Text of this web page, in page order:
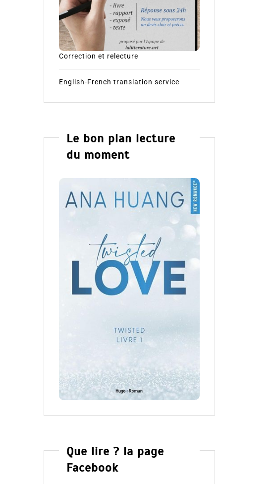
Correction et relecture
English-French translation service
Le bon plan lecture
du moment
Que lire ? la page
Facebook